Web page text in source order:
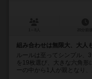
組み合わせは無限大、大人
ルールは至ってシンプル、
を19枚選び、大きな六角形
ーの中から1人が親となり